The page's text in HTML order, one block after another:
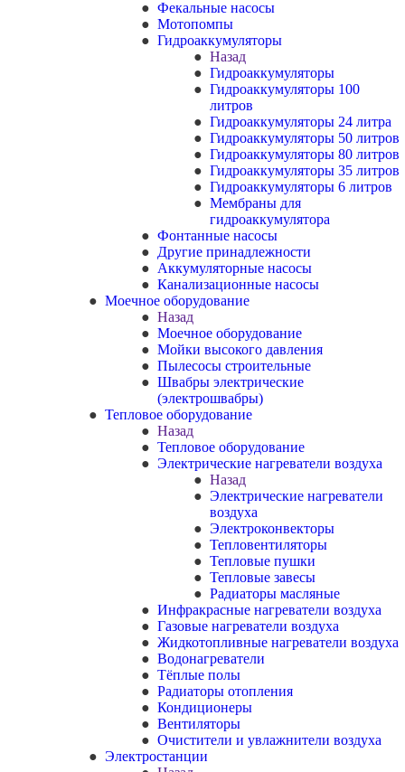
Фекальные насосы
Мотопомпы
Гидроаккумуляторы
Назад
Гидроаккумуляторы
Гидроаккумуляторы 100
литров
Гидроаккумуляторы 24 литра
Гидроаккумуляторы 50 литров
Гидроаккумуляторы 80 литров
Гидроаккумуляторы 35 литров
Гидроаккумуляторы 6 литров
Мембраны для
гидроаккумулятора
Фонтанные насосы
Другие принадлежности
Аккумуляторные насосы
Канализационные насосы
Моечное оборудование
Назад
Моечное оборудование
Мойки высокого давления
Пылесосы строительные
Швабры электрические
(электрошвабры)
Тепловое оборудование
Назад
Тепловое оборудование
Электрические нагреватели воздуха
Назад
Электрические нагреватели
воздуха
Электроконвекторы
Тепловентиляторы
Тепловые пушки
Тепловые завесы
Радиаторы масляные
Инфракрасные нагреватели воздуха
Газовые нагреватели воздуха
Жидкотопливные нагреватели воздуха
Водонагреватели
Тёплые полы
Радиаторы отопления
Кондиционеры
Вентиляторы
Очистители и увлажнители воздуха
Электростанции